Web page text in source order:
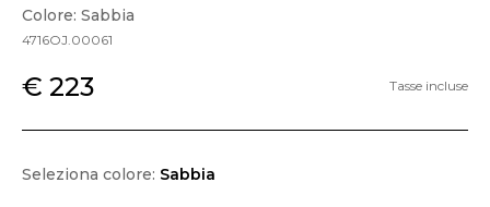
Colore: Sabbia
4716OJ.00061
€ 223 Tasse incluse
Seleziona colore: Sabbia